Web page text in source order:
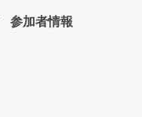
参加者情報